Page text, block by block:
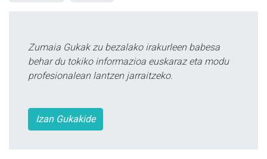
Zumaia Gukak zu bezalako irakurleen babesa
behar du tokiko informazioa euskaraz eta modu
profesionalean lantzen jarraitzeko.
Izan Gukakide